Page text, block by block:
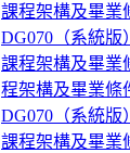
課程架構及畢業
DG070（系統版）
課程架構及畢業
程架構及畢業條
DG070（系統版）
課程架構及畢業